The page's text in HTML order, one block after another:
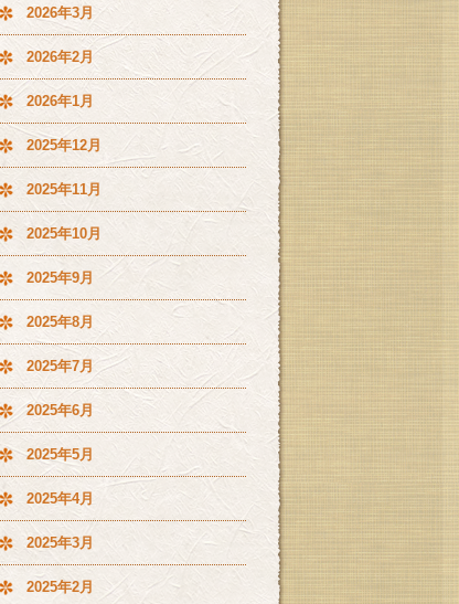
2026年3月
2026年2月
2026年1月
2025年12月
2025年11月
2025年10月
2025年9月
2025年8月
2025年7月
2025年6月
2025年5月
2025年4月
2025年3月
2025年2月